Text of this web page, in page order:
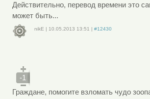
Действительно, перевод времени это
может быть...
nikE | 10.05.2013 13:51 | #12430
-1
Граждане, помогите взломать чудо